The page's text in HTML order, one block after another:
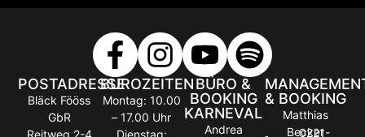
POSTADRESSE
Bläck Fööss
GbR
Reitweg 2-4
BÜROZEITEN
Montag: 10.00
– 17.00 Uhr
Dienstag:
BÜRO &
BOOKING
KARNEVAL
Andrea
& BOOKING
Matthias
Becker
0221-